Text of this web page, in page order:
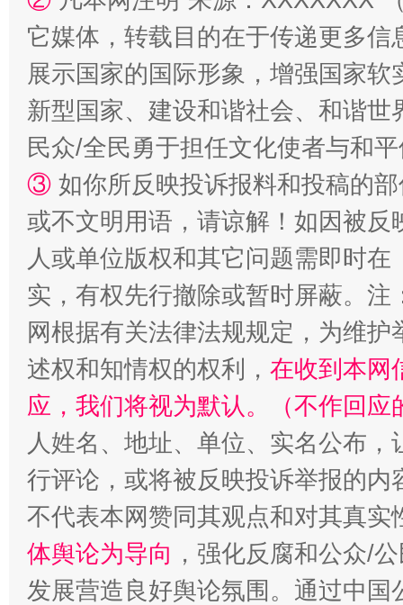
它媒体，转载目的在于传递更多
展示国家的国际形象，增强国家
新型国家、建设和谐社会、和谐
民众/全民勇于担任文化使者与和
③ 如你所反映投诉报料和投稿的
或不文明用语，请谅解！如因被
人或单位版权和其它问题需即时在
实，有权先行撤除或暂时屏蔽。
网根据有关法律法规规定，为维
述权和知情权的权利， 在收到本网
应，我们将视为默认。（不作回应
人姓名、地址、单位、实名公布
行评论，或将被反映投诉举报的
不代表本网赞同其观点和对其真实
体舆论为导向 ，强化反腐和公众/
发展营造良好舆论氛围。通过中